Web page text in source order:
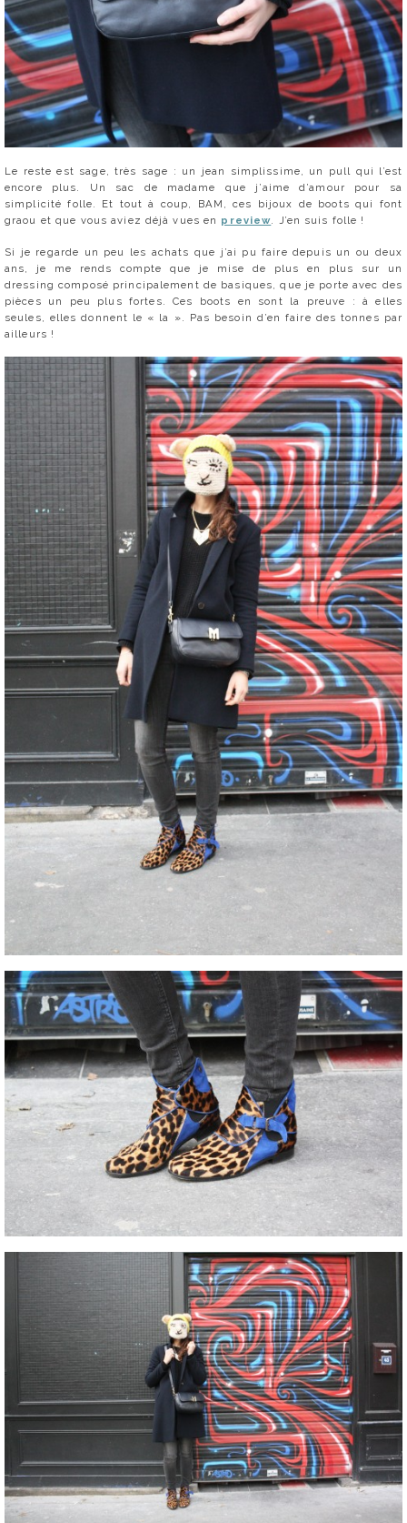
Le reste est sage, très sage : un jean simplissime, un pull qui l’est
encore plus. Un sac de madame que j’aime d’amour pour sa
simplicité folle. Et tout à coup, BAM, ces bijoux de boots qui font
graou et que vous aviez déjà vues en preview. J’en suis folle !
Si je regarde un peu les achats que j’ai pu faire depuis un ou deux
ans, je me rends compte que je mise de plus en plus sur un
dressing composé principalement de basiques, que je porte avec des
pièces un peu plus fortes. Ces boots en sont la preuve : à elles
seules, elles donnent le « la ». Pas besoin d’en faire des tonnes par
ailleurs !